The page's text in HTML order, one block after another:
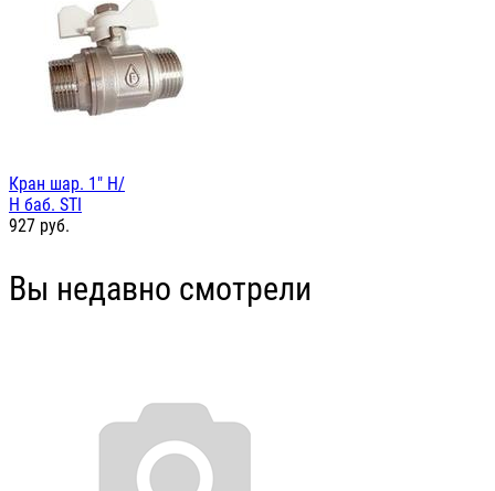
Кран шар. 1" Н/
Н баб. STI
927 руб.
Вы недавно смотрели